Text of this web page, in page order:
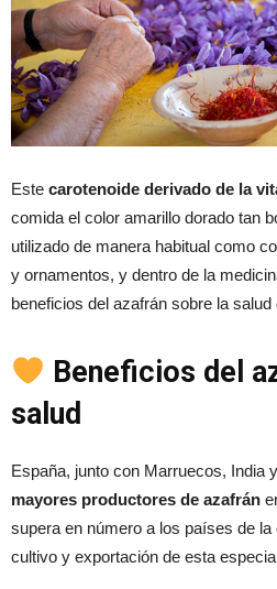
Este carotenoide derivado de la
comida el color amarillo dorado tan
utilizado de manera habitual como
y ornamentos, y dentro de la
beneficios del azafrán sobre la salud
Beneficios del
salud
España, junto con Marruecos, India
mayores productores de azafrán
supera en número a los países de
cultivo y exportación de esta